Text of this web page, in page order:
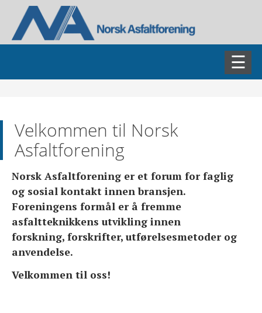
ASFALTDAGEN
FAGGRUPPER
BLI MEDLEM
OM FORENINGEN
Velkommen til Norsk
Asfaltforening
Norsk Asfaltforening er et forum for faglig
og sosial kontakt innen bransjen.
Foreningens formål er å fremme
asfaltteknikkens utvikling innen
forskning, forskrifter, utførelsesmetoder og
anvendelse.
Velkommen til oss!